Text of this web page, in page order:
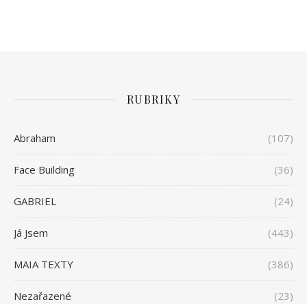
RUBRIKY
Abraham (107)
Face Building (36)
GABRIEL (24)
Já Jsem (443)
MAIA TEXTY (386)
Nezařazené (23)